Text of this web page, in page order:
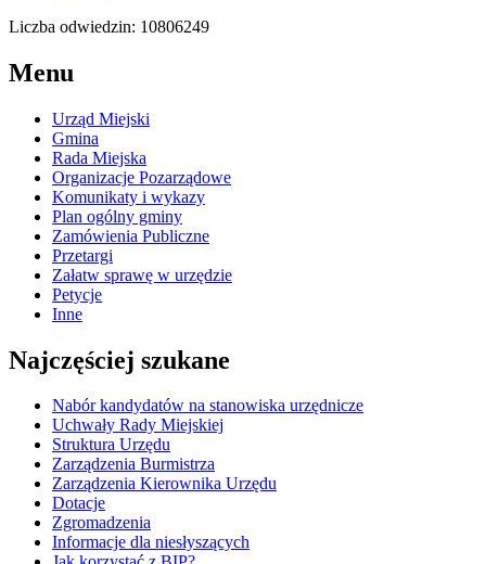
Liczba odwiedzin: 10806249
Menu
Urząd Miejski
Gmina
Rada Miejska
Organizacje Pozarządowe
Komunikaty i wykazy
Plan ogólny gminy
Zamówienia Publiczne
Przetargi
Załatw sprawę w urzędzie
Petycje
Inne
Najczęściej szukane
Nabór kandydatów na stanowiska urzędnicze
Uchwały Rady Miejskiej
Struktura Urzędu
Zarządzenia Burmistrza
Zarządzenia Kierownika Urzędu
Dotacje
Zgromadzenia
Informacje dla niesłyszących